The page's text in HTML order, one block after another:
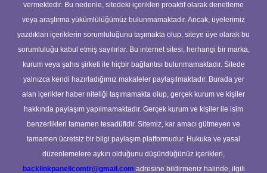
vermektedir. Bu nedenle, sitedeki içerikleri proaktif olarak denetleme
veya araştırma yükümlülüğümüz bulunmamaktadır. Ancak, üyelerimiz
yazdıkları içeriklerin sorumluluğunu taşımakta olup, siteye üye olarak bu
sorumluluğu kabul etmiş sayılırlar. Bu internet sitesi, herhangi bir marka,
kurum veya şahıs şirketi ile hiçbir bağlantısı bulunmamaktadır. Sitede
yalnızca kendi hazırladığımız makaleler paylaşılmaktadır. Burada yer
alan içerikler haber niteliği taşımamakta olup, gerçek kurum ve kişiler
hakkında paylaşım yapılmamaktadır. Gerçek kurum ve kişiler ile isim
benzerlikleri tamamen tesadüfidir. Sitemiz, kar amacı gütmeyen ve
tamamen ücretsiz bir bilgi paylaşım platformudur. Hukuka ve yasal
düzenlemelere aykırı olduğunu düşündüğünüz içerikleri,
backlinkpanelicomtr@gmail.com adresine bildirmeniz halinde, ilgili